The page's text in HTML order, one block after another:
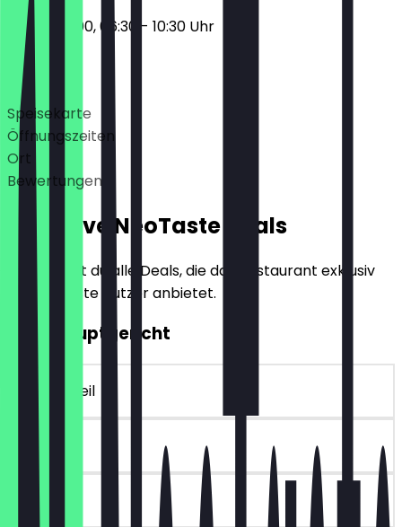
17:00 - 22:00, 06:30 - 10:30 Uhr
Deals
Speisekarte
Öffnungszeiten
Ort
Bewertungen
Exklusive NeoTaste Deals
Hier findest du alle Deals, die das Restaurant exklusiv
für NeoTaste Nutzer anbietet.
2für1 Hauptgericht
~31 € Vorteil
30 Tage
vor Ort